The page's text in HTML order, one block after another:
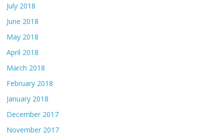
July 2018
June 2018
May 2018
April 2018
March 2018
February 2018
January 2018
December 2017
November 2017